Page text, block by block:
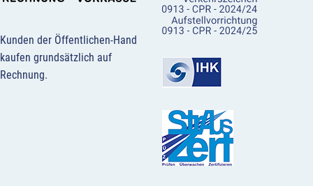
Kunden der Öffentlichen-Hand
kaufen grundsätzlich auf
Rechnung.